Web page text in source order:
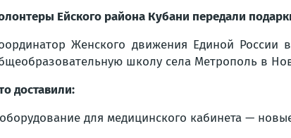
Ейского района Кубани передали
Женского движения Единой
школу села Метрополь в
доставили:
для медицинского кабинета —